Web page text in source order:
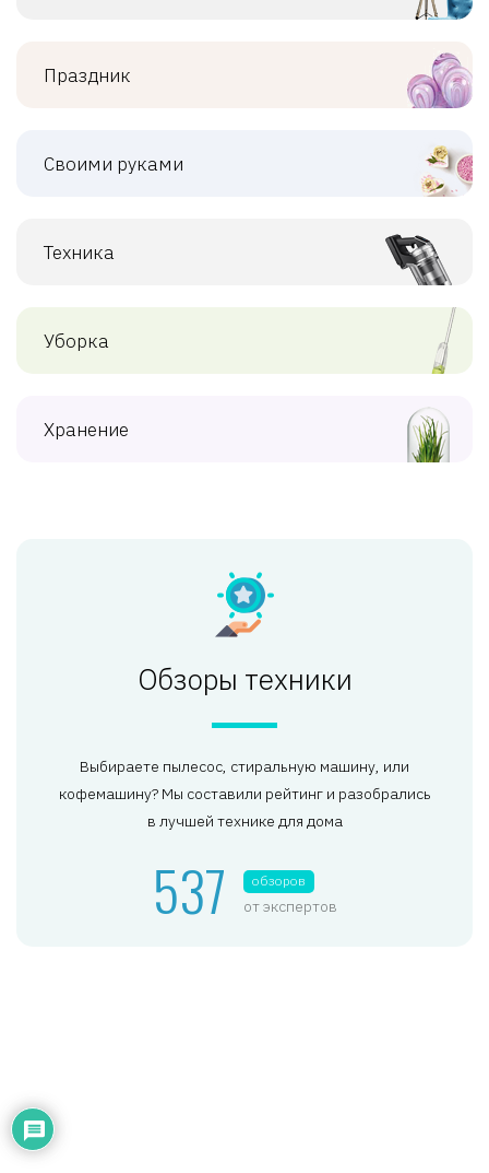
Праздник
Своими руками
Техника
Уборка
Хранение
Обзоры техники
Выбираете пылесос, стиральную машину, или
кофемашину? Мы составили рейтинг и разобрались
в лучшей технике для дома
537 обзоров
от экспертов